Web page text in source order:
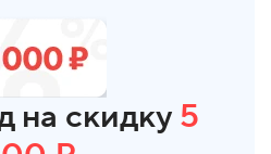
на скидку 5